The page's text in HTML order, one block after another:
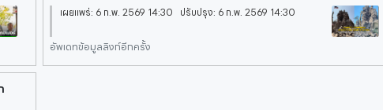
เผยแพร่: 6 ก.พ. 2569 14:30 ปรับปรุง: 6 ก.พ. 2569 14:30
อัพเดทข้อมูลลิงก์อีกครั้ง